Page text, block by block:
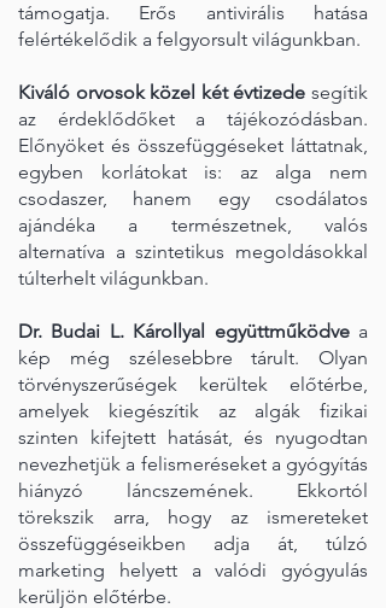
támogatja. Erős antivirális hatása
felértékelődik a felgyorsult világunkban.
Kiváló orvosok közel két évtizede segítik
az érdeklődőket a tájékozódásban.
Előnyöket és összefüggéseket láttatnak,
egyben korlátokat is: az alga nem
csodaszer, hanem egy csodálatos
ajándéka a természetnek, valós
alternatíva a szintetikus megoldásokkal
túlterhelt világunkban.
Dr. Budai L. Károllyal együttműködvea
kép még szélesebbre tárult. Olyan
törvényszerűségek kerültek előtérbe,
amelyek kiegészítik az algák fizikai
szinten kifejtett hatását, és nyugodtan
nevezhetjük a felismeréseket a gyógyítás
hiányzó láncszemének. Ekkortól
törekszik arra, hogy az ismereteket
összefüggéseikben adja át, túlzó
marketing helyett a valódi gyógyulás
kerüljön előtérbe.